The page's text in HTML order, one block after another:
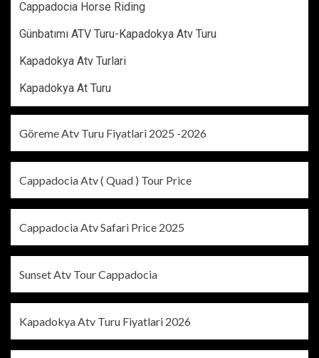
Cappadocia Horse Riding
Günbatımı ATV Turu-Kapadokya Atv Turu
Kapadokya Atv Turlari
Kapadokya At Turu
Göreme Atv Turu Fiyatlari 2025 -2026
Cappadocia Atv ( Quad ) Tour Price
Cappadocia Atv Safari Price 2025
Sunset Atv Tour Cappadocia
Kapadokya Atv Turu Fiyatlari 2026